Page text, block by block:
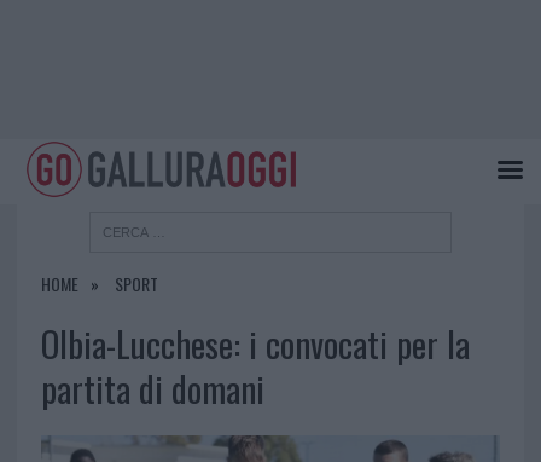
HOME SPORT
Olbia-Lucchese: i convocati per la
partita di domani